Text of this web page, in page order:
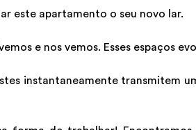
este apartamento o seu novo lar.
e nos vemos. Esses espaços
instantaneamente transmitem